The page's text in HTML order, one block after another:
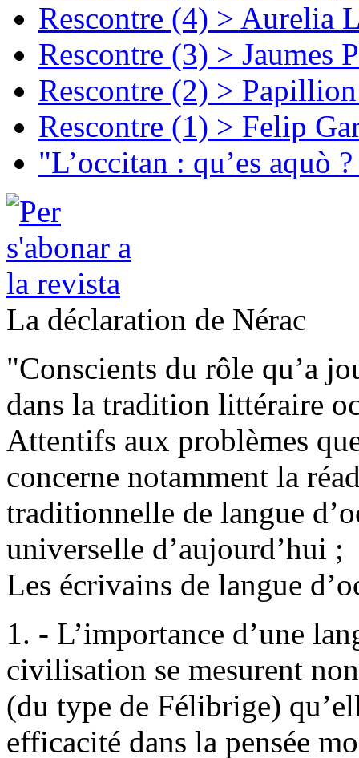
Rescontre (4) > Aurelia
Rescontre (3) > Jaumes
Rescontre (2) >
Rescontre (1) > Felip
"L’occitan : qu’es aquò
La déclaration de Nérac
"Conscients du rôle qu’a
dans la tradition littéraire
Attentifs aux problèmes
concerne notamment la
traditionnelle de langue
universelle d’aujourd’hui ;
Les écrivains de langue
1. - L’importance d’une
civilisation se mesurent
(du type de Félibrige)
efficacité dans la pensée